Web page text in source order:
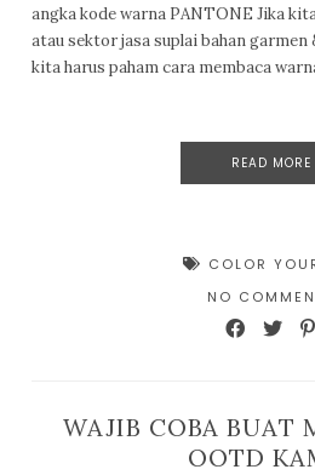
angka kode warna PANTONE Jika
atau sektor jasa suplai bahan
kita harus paham cara membaca
READ MORE
COLOR
NO
WAJIB COBA BUAT
OOTD